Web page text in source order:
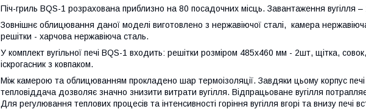
Піч-гриль ВQS-1 розрахована приблизно на 80 посадочних місць. Завантаження вугілля –
Зовнішнє облицювання даної моделі виготовлено з нержавіючої сталі, камера
решітки - харчова нержавіюча сталь.
У комплект вугільної печі ВQS-1 входить: решітки розміром 485х460 мм - 2шт, щітка,
іскрогасник з ковпаком.
Між камерою та облицюванням прокладено шар термоізоляції. Завдяки цьому корпус печі
тепловіддача дозволяє значно знизити витрати вугілля. Відпрацьоване вугілля
Для регулювання теплових процесів та інтенсивності горіння вугілля вгорі та внизу печі